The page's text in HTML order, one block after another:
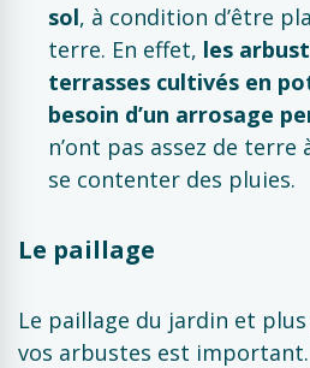
sol, à condition d’être
terre. En effet, les
terrasses cultivés en
besoin d’un arrosage
n’ont pas assez de
se contenter des pluies.
Le paillage
Le paillage du jardin et
vos arbustes est